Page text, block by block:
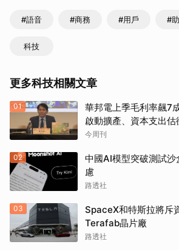
#語音 #商務 #用戶 #
科技
更多科技相關文章
01
華邦電上季毛利率飆7
啟動擴產、資本支出估
到，早入主記憶體廠
今周刊
02
中國AI模型突破測試
慮
路透社
03
SpaceX和特斯拉將斥
Terafab晶片廠
路透社